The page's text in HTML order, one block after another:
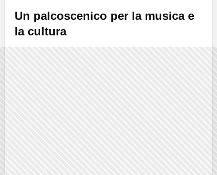
Un palcoscenico per la musica e
la cultura